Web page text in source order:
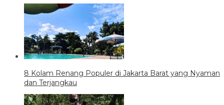
8 Kolam Renang Populer di Jakarta Barat yang Nyaman
dan Terjangkau